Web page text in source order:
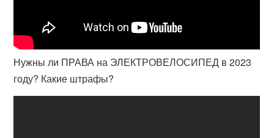
Нужны ли ПРАВА на ЭЛЕКТРОВЕЛОСИПЕД в 2023
году? Какие штрафы?